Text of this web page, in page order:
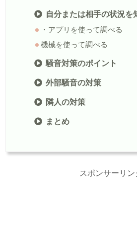
自分または相手の状況を
・アプリを使って調べる
機械を使って調べる
騒音対策のポイント
外部騒音の対策
隣人の対策
まとめ
スポンサーリン